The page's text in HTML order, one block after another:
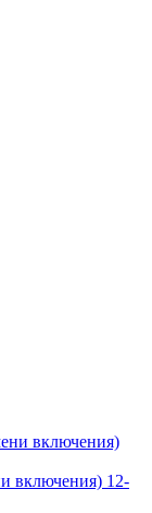
включения) 12-